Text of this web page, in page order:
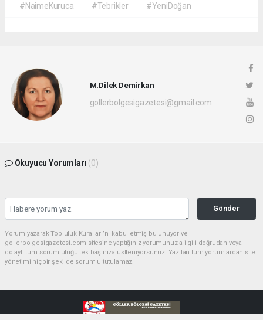
#NaimeKuruca
#Tebrikler #YeniDoğan
M.Dilek Demirkan
gollerbolgesigazetesi@gmail.com
Okuyucu Yorumları (0)
Gönder
Yorum yazarak Topluluk Kuralları’nı kabul etmiş bulunuyor ve
gollerbolgesigazetesi.com sitesine yaptığınız yorumunuzla ilgili doğrudan veya
dolaylı tüm sorumluluğu tek başınıza üstleniyorsunuz. Yazılan tüm yorumlardan site
yönetimi hiçbir şekilde sorumlu tutulamaz.